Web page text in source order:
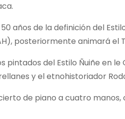
años de la definición del
posteriormente animará el
del Estilo Ñuiñe en
y el etnohistoriador
de piano a cuatro